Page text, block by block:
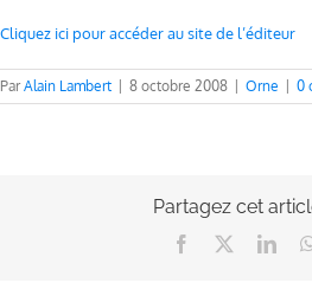
Cliquez ici pour accéder au site de l’éditeur
ParAlain Lambert 8 octobre 2008 Orne 0
Partagez cet
Facebook